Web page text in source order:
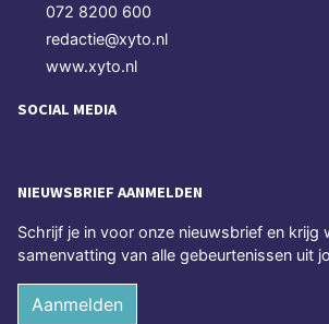
072 8200 600
redactie@xyto.nl
www.xyto.nl
SOCIAL MEDIA
NIEUWSBRIEF AANMELDEN
Schrijf je in voor onze nieuwsbrief en krijg
samenvatting van alle gebeurtenissen uit
Aanmelden